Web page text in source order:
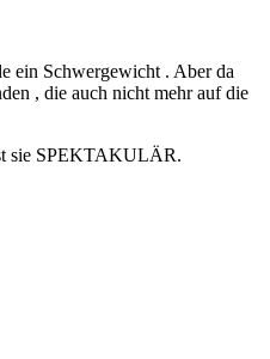
ein Schwergewicht . Aber da
, die auch nicht mehr auf die
sie SPEKTAKULÄR.